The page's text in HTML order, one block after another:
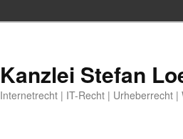
Kanzlei Stefan
Internetrecht | IT-Recht | Urheberrecht